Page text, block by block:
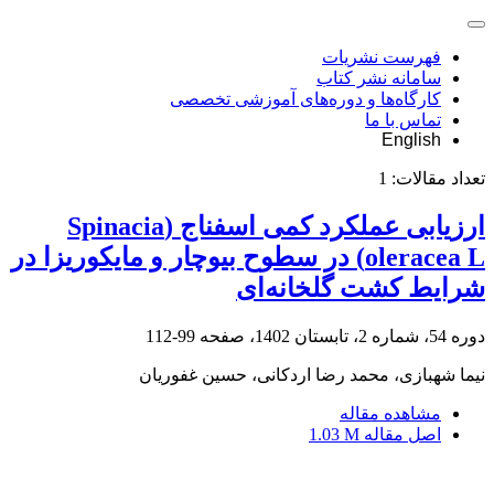
فهرست نشریات
سامانه نشر کتاب
کارگاه‌ها و دوره‌های آموزشی تخصصی
تماس با ما
English
تعداد مقالات: 1
ارزیابی عملکرد کمی اسفناج (Spinacia
oleracea L) در سطوح بیوچار و مایکوریزا در
شرایط کشت گلخانه‌ای
دوره 54، شماره 2، تابستان 1402، صفحه 99-112
نیما شهبازی، محمد رضا اردکانی، حسین غفوریان
مشاهده مقاله
اصل مقاله 1.03 M